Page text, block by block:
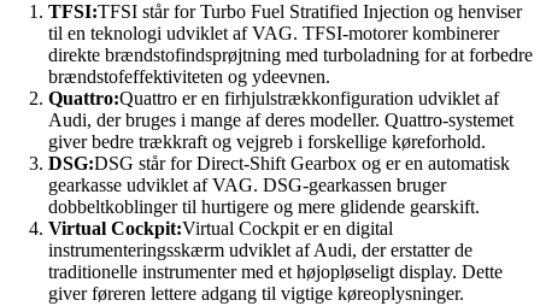
TFSI:TFSI står for Turbo Fuel Stratified Injection og henviser
til en teknologi udviklet af VAG. TFSI-motorer kombinerer
direkte brændstofindsprøjtning med turboladning for at forbedre
brændstofeffektiviteten og ydeevnen.
Quattro:Quattro er en firhjulstrækkonfiguration udviklet af
Audi, der bruges i mange af deres modeller. Quattro-systemet
giver bedre trækkraft og vejgreb i forskellige køreforhold.
DSG:DSG står for Direct-Shift Gearbox og er en automatisk
gearkasse udviklet af VAG. DSG-gearkassen bruger
dobbeltkoblinger til hurtigere og mere glidende gearskift.
Virtual Cockpit:Virtual Cockpit er en digital
instrumenteringsskærm udviklet af Audi, der erstatter de
traditionelle instrumenter med et højopløseligt display. Dette
giver føreren lettere adgang til vigtige køreoplysninger.